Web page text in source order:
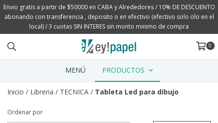
Envio gratis a partir de $50000 en CABA y Alrededores / 10% DE DESCUENTO
abonando con transferencia , deposito o en efectivo (efectivo solo olo en el
local) / 3 cuotas SIN INTERES sin monto minimo de compra
0
MENÚ PRODUCTOS
Inicio / Libreria / TECNICA / Tableta Led para dibujo
Ordenar por